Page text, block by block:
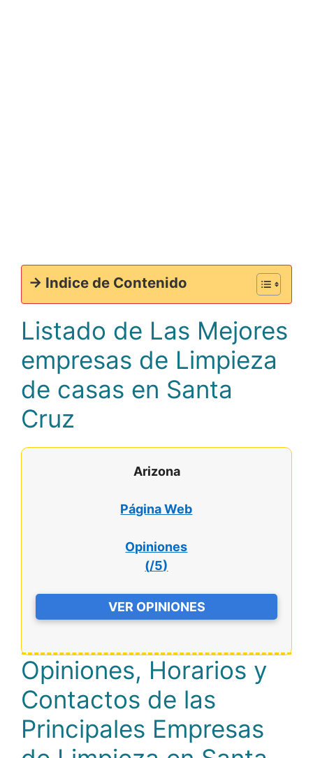
-> Indice de Contenido
Listado de Las Mejores
empresas de Limpieza
de casas en Santa
Cruz
Arizona
Página Web
Opiniones
(/5)
VER OPINIONES
Opiniones, Horarios y
Contactos de las
Principales Empresas